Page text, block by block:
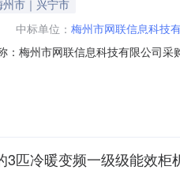
州市｜兴宁市
中标单位： 梅州市网联信息科技
：梅州市网联信息科技有限公司
3匹冷暖变频一级级能效柜